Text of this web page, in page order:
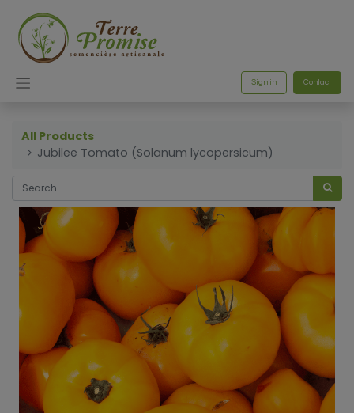
Sign in Contact
All Products
Jubilee Tomato (Solanum lycopersicum)